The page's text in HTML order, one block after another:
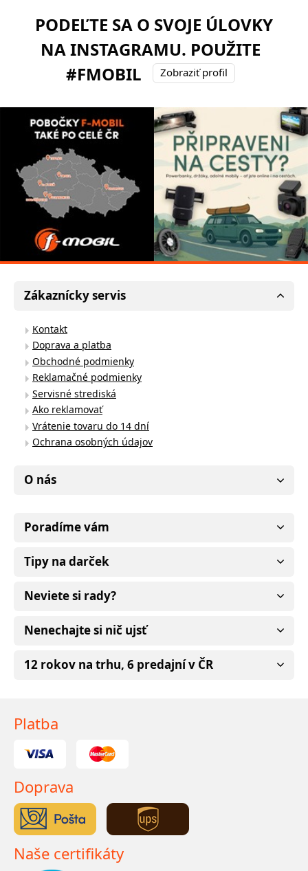
PODEĽTE SA O SVOJE ÚLOVKY
NA INSTAGRAMU. POUŽITE
#FMOBIL
Zobraziť profil
Zákaznícky servis
Kontakt
Doprava a platba
Obchodné podmienky
Reklamačné podmienky
Servisné strediská
Ako reklamovať
Vrátenie tovaru do 14 dní
Ochrana osobných údajov
O nás
Poradíme vám
Tipy na darček
Neviete si rady?
Nenechajte si nič ujsť
12 rokov na trhu, 6 predajní v ČR
Platba
Doprava
Naše certifikáty